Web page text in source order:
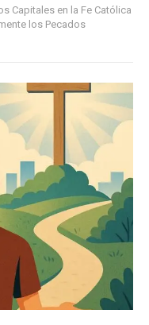
Capitales en la Fe Católica
los Pecados